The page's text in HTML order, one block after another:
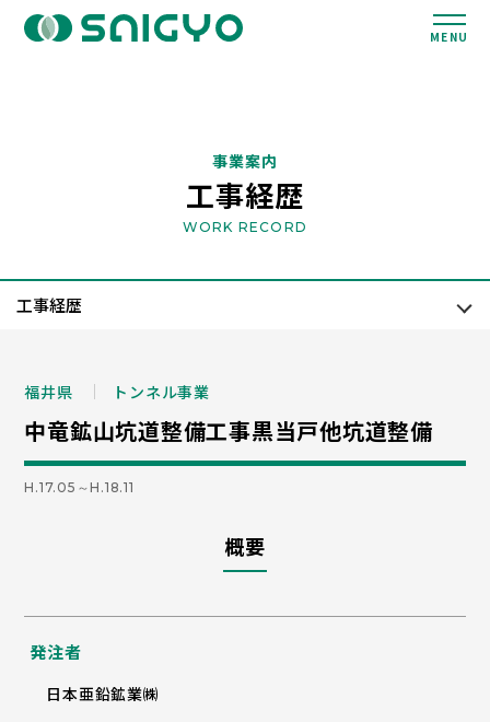
MENU
事業案内
工事経歴
WORK RECORD
福井県 トンネル事業
中竜鉱山坑道整備工事黒当戸他坑道整備
H.17.05～H.18.11
概要
発注者
日本亜鉛鉱業㈱